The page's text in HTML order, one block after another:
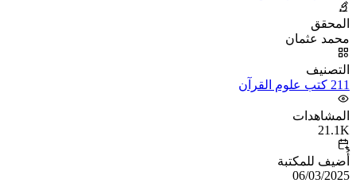
المحقق
محمد عثمان
التصنيف
211 كتب علوم القرآن
المشاهدات
21.1K
أُضيف للمكتبة
06/03/2025